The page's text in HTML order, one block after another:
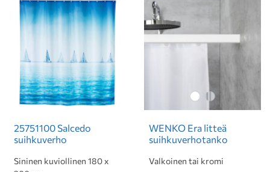
25751100 Salcedo
suihkuverho
Sininen kuviollinen 180 x
WENKO Era litteä
suihkuverhotanko
Valkoinen tai kromi